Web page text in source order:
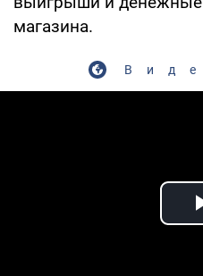
магазина.